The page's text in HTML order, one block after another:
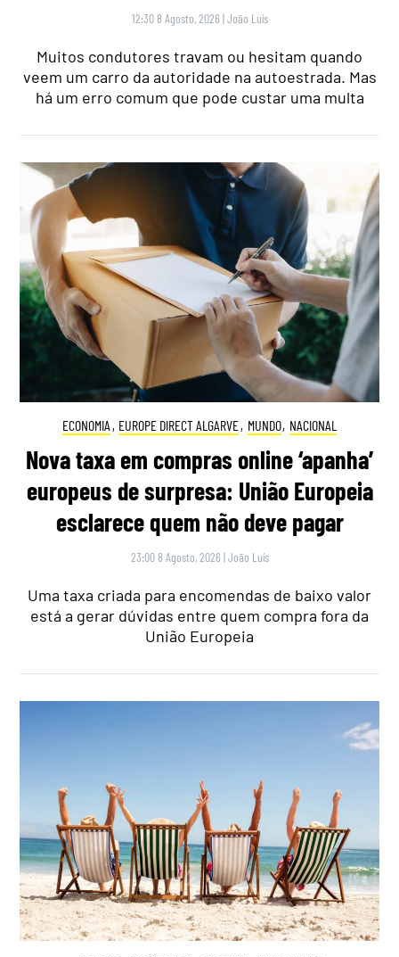
12:30 8 Agosto, 2026 |João Luís
Muitos condutores travam ou hesitam quando
veem um carro da autoridade na autoestrada. Mas
há um erro comum que pode custar uma multa
ECONOMIA , EUROPE DIRECT ALGARVE, MUNDO, NACIONAL
Nova taxa em compras online ‘apanha’
europeus de surpresa: União Europeia
esclarece quem não deve pagar
23:00 8 Agosto, 2026 |João Luís
Uma taxa criada para encomendas de baixo valor
está a gerar dúvidas entre quem compra fora da
União Europeia